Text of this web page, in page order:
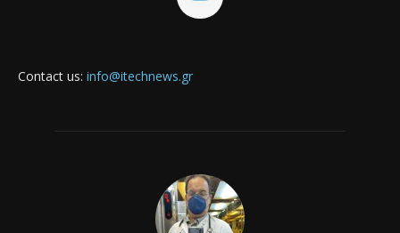
Contact us: info@itechnews.gr